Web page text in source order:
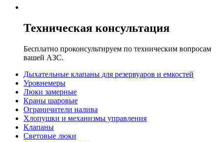
Техническая консультация
Бесплатно проконсультируем по техническим вопросам
вашей АЗС.
Дыхательные клапаны для резервуаров и емкостей
Уровнемеры
Люки замерные
Краны шаровые
Ограничители налива
Хлопушки и механизмы управления
Клапаны
Световые люки